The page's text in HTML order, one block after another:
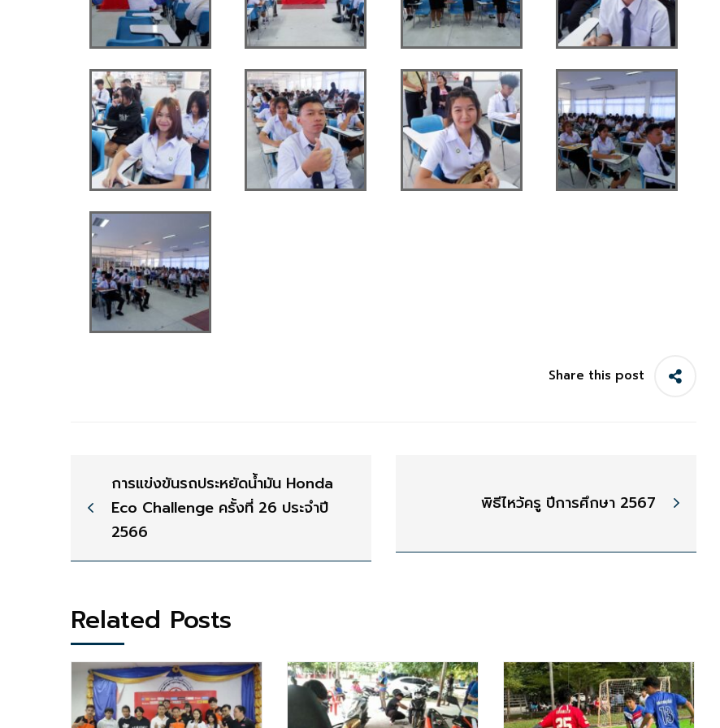
Share this post
การแข่งขันรถประหยัดน้ำมัน Honda
Eco Challenge ครั้งที่ 26 ประจำปี
2566
พิธีไหว้ครู ปีการศึกษา 2567
Related Posts